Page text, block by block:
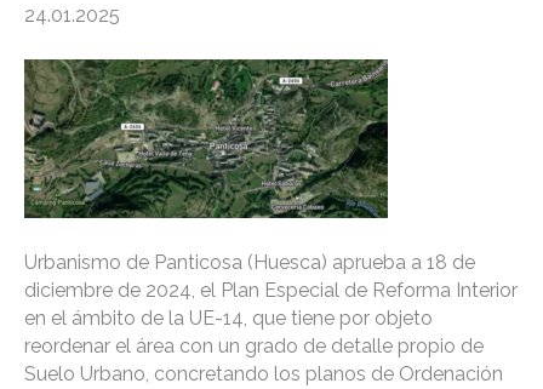
24.01.2025
Urbanismo de Panticosa (Huesca) aprueba a 18 de
diciembre de 2024, el Plan Especial de Reforma Interior
en el ámbito de la UE-14, que tiene por objeto
reordenar el área con un grado de detalle propio de
Suelo Urbano, concretando los planos de Ordenación